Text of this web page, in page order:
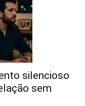
silencioso
sem